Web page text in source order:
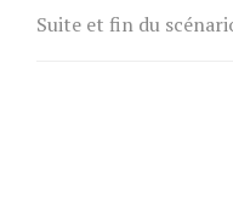
Suite et fin du